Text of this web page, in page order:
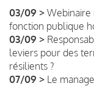
03/09 > Webinaire
fonction publique
03/09 >
leviers pour des
résilients ?
07/09 > Le